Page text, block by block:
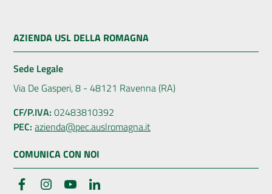
AZIENDA USL DELLA ROMAGNA
Sede Legale
Via De Gasperi, 8 - 48121 Ravenna (RA)
CF/P.IVA: 02483810392
PEC: azienda@pec.auslromagna.it
COMUNICA CON NOI
FacebookInstagramYouTube